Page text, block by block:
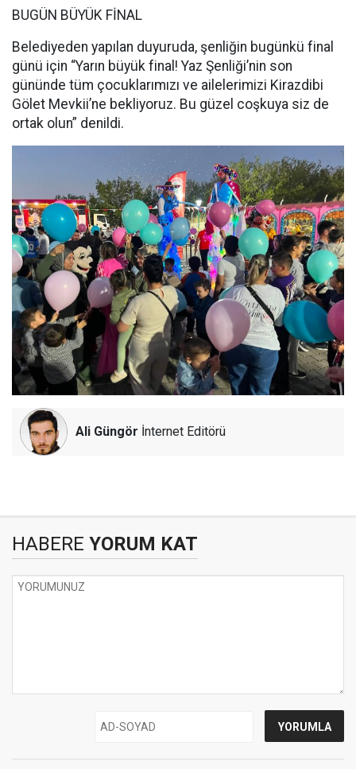
BUGÜN BÜYÜK FİNAL
Belediyeden yapılan duyuruda, şenliğin bugünkü final
günü için “Yarın büyük final! Yaz Şenliği’nin son
gününde tüm çocuklarımızı ve ailelerimizi Kirazdibi
Gölet Mevkii’ne bekliyoruz. Bu güzel coşkuya siz de
ortak olun” denildi.
Ali Güngör İnternet Editörü
HABERE YORUM KAT